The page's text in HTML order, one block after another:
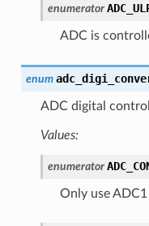
enumerator
ADC is
enum
ADC digital
Values:
enumerator
Only use